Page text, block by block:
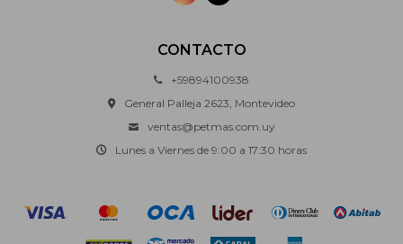
CONTACTO
+59894100938
General Palleja 2623, Montevideo
ventas@petmas.com.uy
Lunes a Viernes de 9:00 a 17:30 horas